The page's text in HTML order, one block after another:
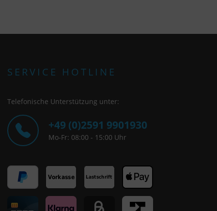
SERVICE HOTLINE
Telefonische Unterstützung unter:
+49 (0)2591 9901930
Mo-Fr: 08:00 - 15:00 Uhr